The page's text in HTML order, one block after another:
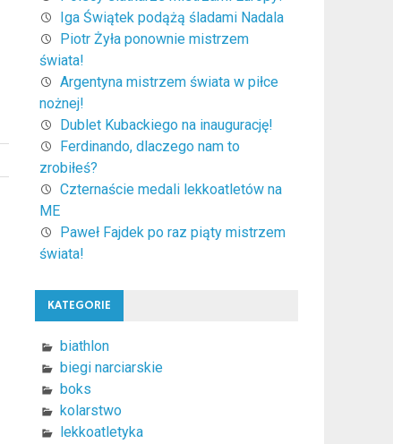
Iga Świątek podążą śladami Nadala
Piotr Żyła ponownie mistrzem
świata!
Argentyna mistrzem świata w piłce
nożnej!
Dublet Kubackiego na inaugurację!
Ferdinando, dlaczego nam to
zrobiłeś?
Czternaście medali lekkoatletów na
ME
Paweł Fajdek po raz piąty mistrzem
świata!
KATEGORIE
biathlon
biegi narciarskie
boks
kolarstwo
lekkoatletyka